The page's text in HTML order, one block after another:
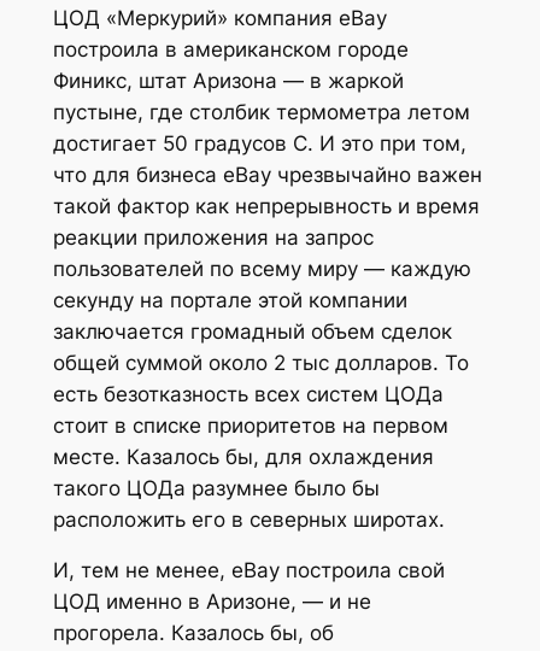
ЦОД «Меркурий» компания eBay
построила в американском городе
Финикс, штат Аризона — в жаркой
пустыне, где столбик термометра летом
достигает 50 градусов C. И это при том,
что для бизнеса eBay чрезвычайно важен
такой фактор как непрерывность и время
реакции приложения на запрос
пользователей по всему миру — каждую
секунду на портале этой компании
заключается громадный объем сделок
общей суммой около 2 тыс долларов. То
есть безотказность всех систем ЦОДа
стоит в списке приоритетов на первом
месте. Казалось бы, для охлаждения
такого ЦОДа разумнее было бы
расположить его в северных широтах.
И, тем не менее, eBay построила свой
ЦОД именно в Аризоне, — и не
прогорела. Казалось бы, об